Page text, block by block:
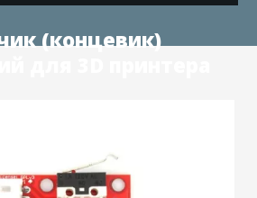
(концевик)